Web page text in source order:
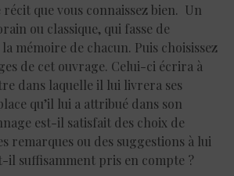
que vous connaissez bien. Un
ou classique, qui fasse de
mémoire de chacun. Puis choisissez
de cet ouvrage. Celui-ci écrira à
dans laquelle il lui livrera ses
qu’il lui a attribué dans son
est-il satisfait des choix de
remarques ou des suggestions à lui
il suffisamment pris en compte ?